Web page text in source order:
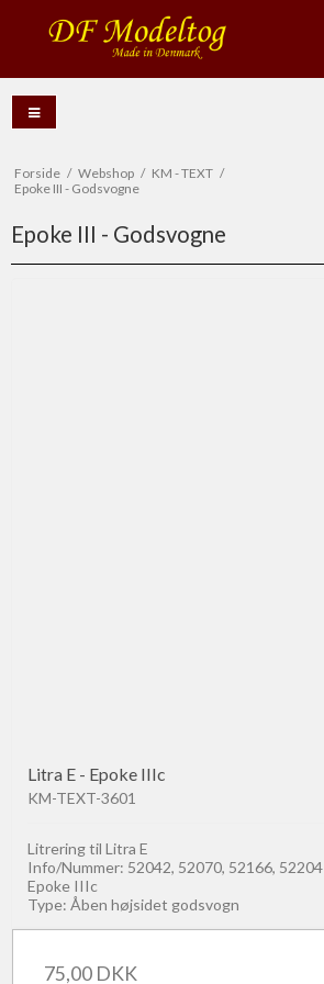
Forside / Webshop / KM - TEXT /
Epoke III - Godsvogne
Epoke III - Godsvogne
Litra E - Epoke IIIc
KM-TEXT-3601
Litrering til Litra E
Info/Nummer: 52042, 52070, 52166, 52204
Epoke IIIc
Type: Åben højsidet godsvogn
75,00 DKK